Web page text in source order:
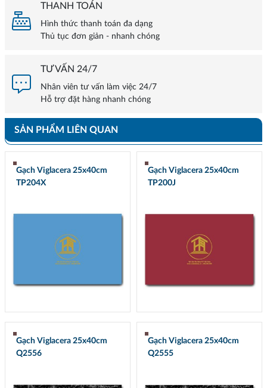
THANH TOÁN
Hình thức thanh toán đa dạng
Thủ tục đơn giản - nhanh chóng
TƯ VẤN 24/7
Nhân viên tư vấn làm việc 24/7
Hỗ trợ đặt hàng nhanh chóng
SẢN PHẨM LIÊN QUAN
Gạch Viglacera 25x40cm
TP204X
Gạch Viglacera 25x40cm
TP200J
Gạch Viglacera 25x40cm
Q2556
Gạch Viglacera 25x40cm
Q2555